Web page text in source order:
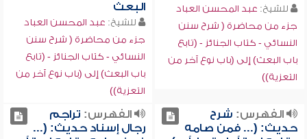
للشيخ: عبد المحسن العباد
جزء من محاضرة ( شرح سنن
النسائي - كتاب الجنائز - (تابع
باب البعث) إلى (باب نوع آخر من
التعزية))
البعث
للشيخ: عبد المحسن العباد
جزء من محاضرة ( شرح سنن
النسائي - كتاب الجنائز - (تابع
باب البعث) إلى (باب نوع آخر من
التعزية))
الفهرس: شرح
حديث: (... فمن صامه
الفهرس: تراجم
رجال إسناد حديث: (...